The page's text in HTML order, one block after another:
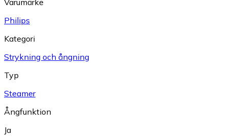
Varumärke
Philips
Kategori
Strykning och ångning
Typ
Steamer
Ångfunktion
Ja